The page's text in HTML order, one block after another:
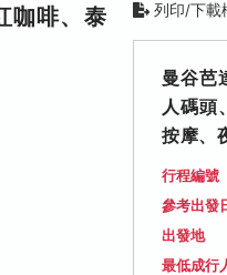
咖啡、泰 列印/下載
曼谷芭
人碼頭
按摩、
行程編號
參考出發
出發地
最低成行